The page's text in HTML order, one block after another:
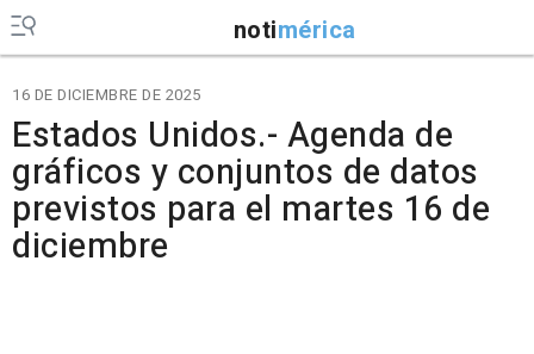
notimérica
16 DE DICIEMBRE DE 2025
Estados Unidos.- Agenda de
gráficos y conjuntos de datos
previstos para el martes 16 de
diciembre